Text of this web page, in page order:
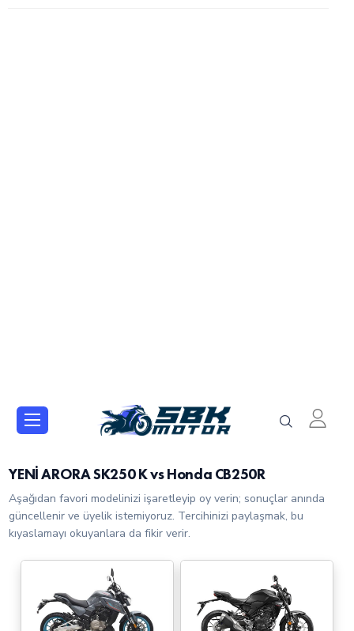
YENİ ARORA SK250 K vs Honda CB250R
Aşağıdan favori modelinizi işaretleyip oy verin; sonuçlar anında
güncellenir ve üyelik istemiyoruz. Tercihinizi paylaşmak, bu
kıyaslamayı okuyanlara da fikir verir.